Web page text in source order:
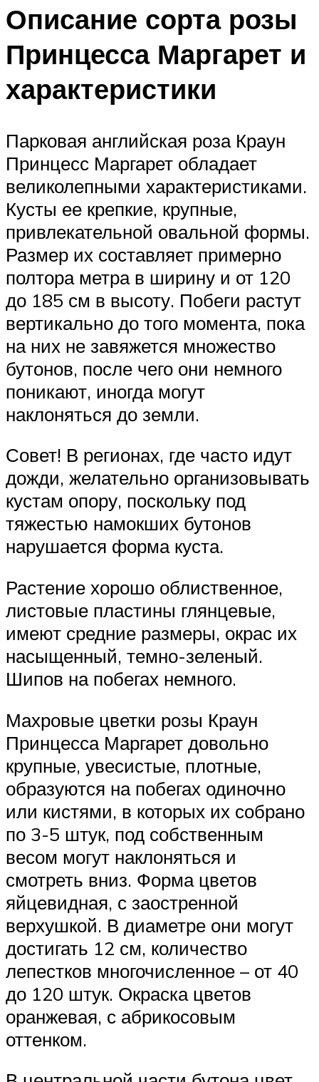
Описание сорта розы
Принцесса Маргарет и
характеристики
Парковая английская роза Краун
Принцесс Маргарет обладает
великолепными характеристиками.
Кусты ее крепкие, крупные,
привлекательной овальной формы.
Размер их составляет примерно
полтора метра в ширину и от 120
до 185 см в высоту. Побеги растут
вертикально до того момента, пока
на них не завяжется множество
бутонов, после чего они немного
поникают, иногда могут
наклоняться до земли.
Совет! В регионах, где часто идут
дожди, желательно организовывать
кустам опору, поскольку под
тяжестью намокших бутонов
нарушается форма куста.
Растение хорошо облиственное,
листовые пластины глянцевые,
имеют средние размеры, окрас их
насыщенный, темно-зеленый.
Шипов на побегах немного.
Махровые цветки розы Краун
Принцесса Маргарет довольно
крупные, увесистые, плотные,
образуются на побегах одиночно
или кистями, в которых их собрано
по 3-5 штук, под собственным
весом могут наклоняться и
смотреть вниз. Форма цветов
яйцевидная, с заостренной
верхушкой. В диаметре они могут
достигать 12 см, количество
лепестков многочисленное – от 40
до 120 штук. Окраска цветов
оранжевая, с абрикосовым
оттенком.